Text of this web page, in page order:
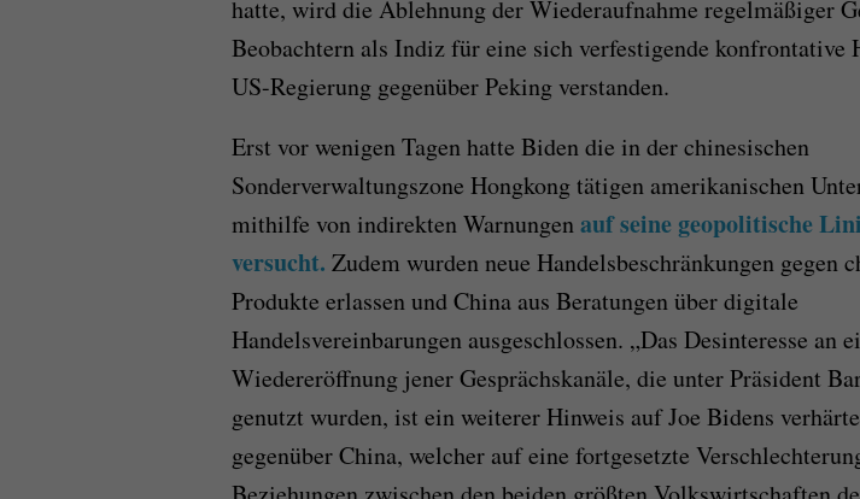
hatte, wird die Ablehnung der Wiederaufnahme regelmäßiger
Beobachtern als Indiz für eine sich verfestigende konfrontative
US-Regierung gegenüber Peking verstanden.
Erst vor wenigen Tagen hatte Biden die in der chinesischen
Sonderverwaltungszone Hongkong tätigen amerikanischen
mithilfe von indirekten Warnungenauf seine geopolitische
versucht. Zudem wurden neue Handelsbeschränkungen gegen
Produkte erlassen und China aus Beratungen über digitale
Handelsvereinbarungen ausgeschlossen. „Das Desinteresse an
Wiedereröffnung jener Gesprächskanäle, die unter Präsident
genutzt wurden, ist ein weiterer Hinweis auf Joe Bidens
gegenüber China, welcher auf eine fortgesetzte